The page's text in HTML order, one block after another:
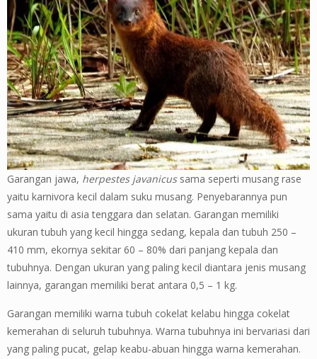
Garangan jawa, herpestes javanicussama seperti musang rase
yaitu karnivora kecil dalam suku musang. Penyebarannya pun
sama yaitu di asia tenggara dan selatan. Garangan memiliki
ukuran tubuh yang kecil hingga sedang, kepala dan tubuh 250 –
410 mm, ekornya sekitar 60 – 80% dari panjang kepala dan
tubuhnya. Dengan ukuran yang paling kecil diantara jenis musang
lainnya, garangan memiliki berat antara 0,5 – 1 kg.
Garangan memiliki warna tubuh cokelat kelabu hingga cokelat
kemerahan di seluruh tubuhnya. Warna tubuhnya ini bervariasi dari
yang paling pucat, gelap keabu-abuan hingga warna kemerahan.